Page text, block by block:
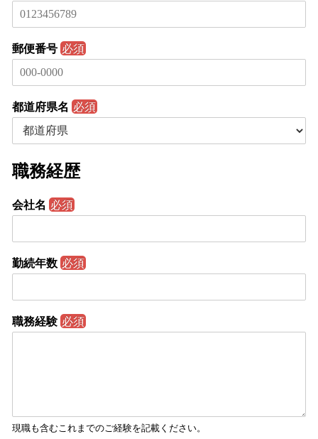
郵便番号 必須
都道府県名 必須
職務経歴
会社名 必須
勤続年数 必須
職務経験 必須
現職も含むこれまでのご経験を記載ください。